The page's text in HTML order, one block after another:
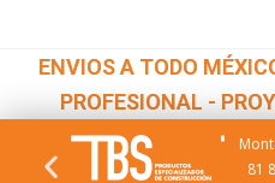
ENVIOS A TODO
PROFESIONAL -
81